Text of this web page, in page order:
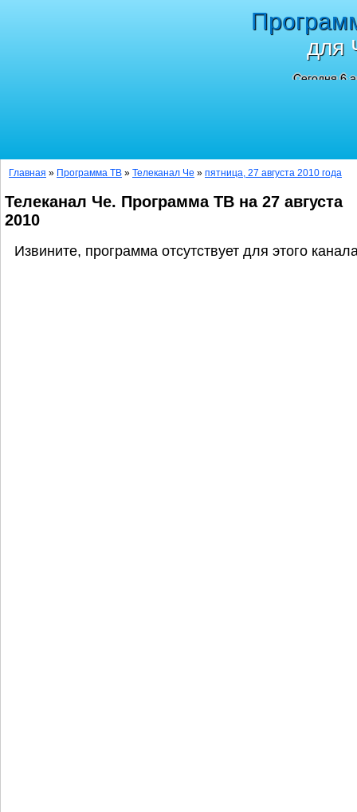
для
Сегодня 6
Главная » Программа ТВ » Телеканал Че » пятница, 27 августа 2010 года
Телеканал Че. Программа ТВ на 27 августа
2010
Извините, программа отсутствует для этого